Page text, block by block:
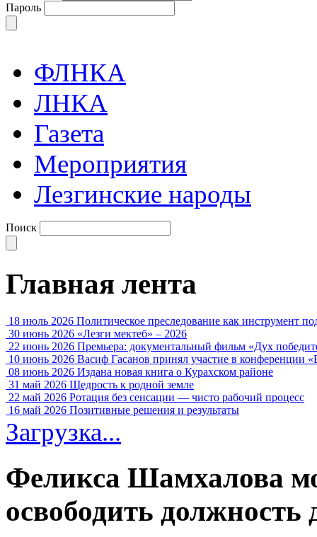
Пароль
ФЛНКА
ЛНКА
Газета
Мероприятия
Лезгинские народы
Поиск
Главная лента
18 июль 2026 Политическое преследование как инструмент
30 июнь 2026 «Лезги мектеб» – 2026
22 июнь 2026 Премьера: документальный фильм «Дух
10 июнь 2026 Васиф Гасанов принял участие в конференции
08 июнь 2026 Издана новая книга о Курахском районе
31 май 2026 Щедрость к родной земле
22 май 2026 Ротация без сенсации — чисто рабочий процесс
16 май 2026 Позитивные решения и результаты
Загрузка...
Феликса Шамхалова
освободить должность